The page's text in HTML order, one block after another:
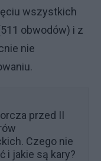
wszystkich
obwodów) i z
nie
przed II
Czego nie
i jakie są kary?